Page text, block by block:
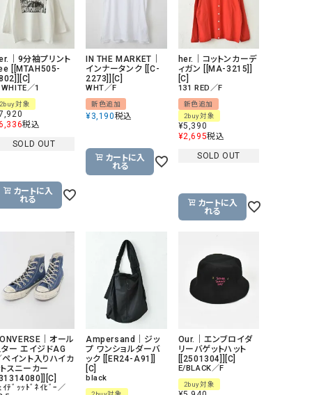
ICHI（イチ）
ILIMA（イリマ）
｜9分袖プリント
[[MTAH505-
／1
2buy対象
税込
SOLD OUT
カートに入
れる
IN THE MARKET｜
インナータンク [[C-
2273]][C]
WHT／F
新色追加
¥3,190税込
カートに入
れる
her.｜コットンカーデ
ィガン [[MA-3215]]
[C]
131 RED／F
新色追加
2buy対象
¥5,390
¥2,695税込
SOLD OUT
カートに入
れる
｜オール
ター エイジドAG
ペイント入りハイカ
トスニーカー
ｲﾃﾞｯｯﾄﾞﾈｲﾋﾞｰ／
Ampersand｜ジッ
プ ワンショルダーバ
ック [[ER24-A91]]
[C]
black
Our.｜エンブロイダ
リーバゲットハット
[[2501304]][C]
E/BLACK／F
2buy対象